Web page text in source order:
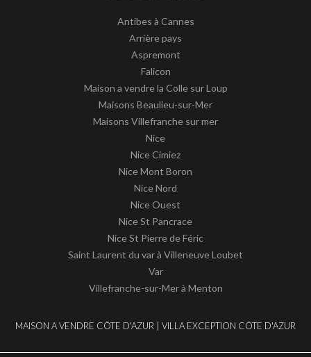
MAISON A VENDRE CÔTE D'AZUR | VILLA EXCEPTION CÔTE D'AZUR
Antibes à Cannes
Arrière pays
Aspremont
Falicon
Maison a vendre la Colle sur Loup
Maisons Beaulieu-sur-Mer
Maisons Villefranche sur mer
Nice
Nice Cimiez
Nice Mont Boron
Nice Nord
Nice Ouest
Nice St Pancrace
Nice St Pierre de Féric
Saint Laurent du var à Villeneuve Loubet
Var
Villefranche-sur-Mer à Menton